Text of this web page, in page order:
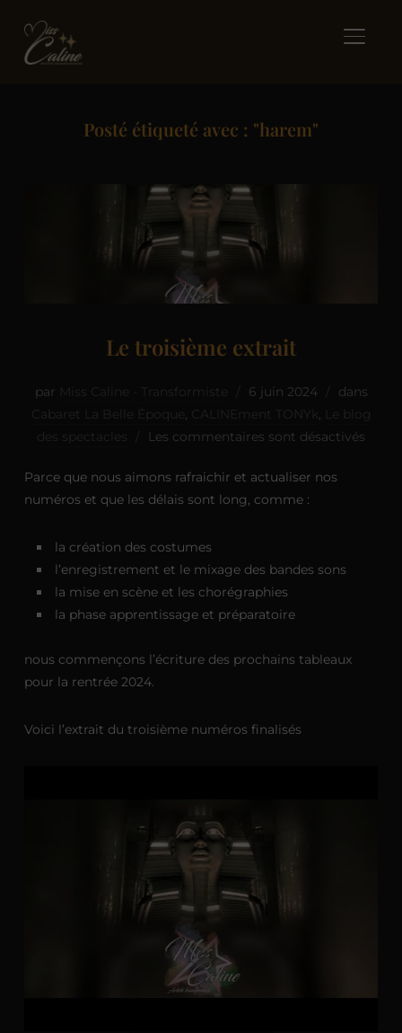
Posté étiqueté avec : "harem"
Le troisième extrait
par 6 juin 2024
dans
, ,
Les commentaires sont désactivés
Parce que nous aimons rafraichir et actualiser nos
numéros et que les délais sont long, comme :
la création des costumes
l’enregistrement et le mixage des bandes sons
la mise en scène et les chorégraphies
la phase apprentissage et préparatoire
nous commençons l’écriture des prochains tableaux
pour la rentrée 2024.
Voici l’extrait du troisième numéros finalisés